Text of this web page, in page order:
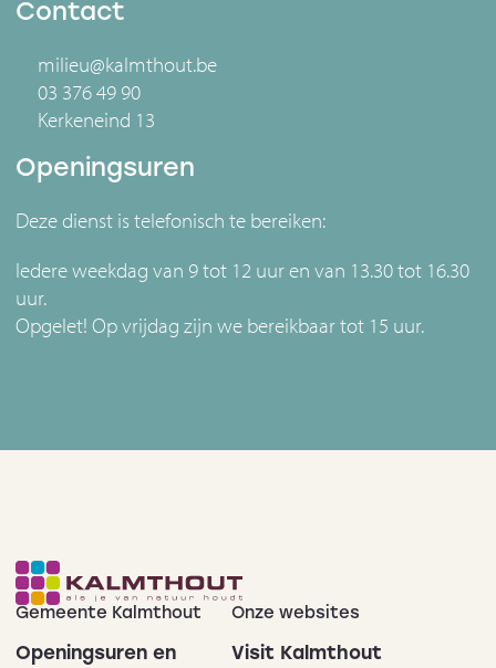
Contact
milieu@kalmthout.be
03 376 49 90
Kerkeneind 13
Openingsuren
Deze dienst is telefonisch te bereiken:
Iedere weekdag van 9 tot 12 uur en van 13.30 tot 16.30
uur.
Opgelet! Op vrijdag zijn we bereikbaar tot 15 uur.
Gemeente Kalmthout
Openingsuren en
Onze websites
Visit Kalmthout